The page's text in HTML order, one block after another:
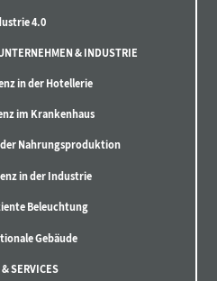
4.0
& INDUSTRIE
in der Hotellerie
im Krankenhaus
Nahrungsproduktion
in der Industrie
Beleuchtung
Gebäude
SERVICES